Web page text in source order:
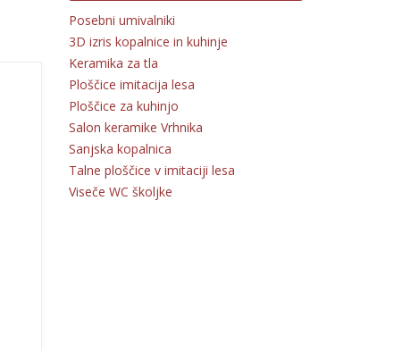
Posebni umivalniki
3D izris kopalnice in kuhinje
Keramika za tla
Ploščice imitacija lesa
Ploščice za kuhinjo
Salon keramike Vrhnika
Sanjska kopalnica
Talne ploščice v imitaciji lesa
Viseče WC školjke